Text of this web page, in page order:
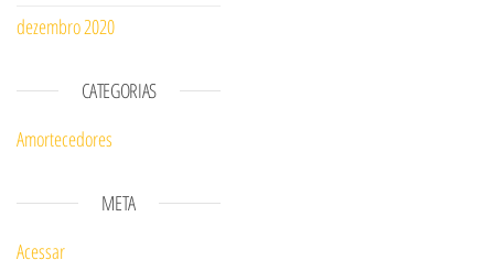
dezembro 2020
CATEGORIAS
Amortecedores
META
Acessar